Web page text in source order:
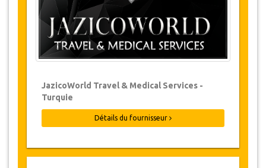
moins 24 heures à l’avance, il n‘y aura
pas de frais, même si la réservation a été
confirmée. L'annulation ne peut être faite
que par écrit en envoyant un courrier
électronique.
moins de 24 heures avant le transfert.
Dans de tels cas, les paiements sont non-
remboursables.
De temps en temps, JazicoWorld peut
JazicoWorld Travel & Medical Services -
Turquie
Détails du fournisseur